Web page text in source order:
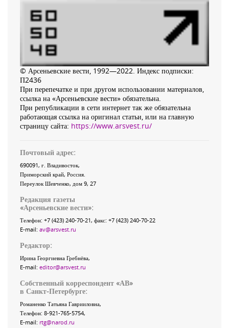
© Арсеньевские вести, 1992—2022. Индекс подписки:
П2436
При перепечатке и при другом использовании материалов,
ссылка на «Арсеньевские вести» обязательна.
При републикации в сети интернет так же обязательна
работающая ссылка на оригинал статьи, или на главную
страницу сайта: https://www.arsvest.ru/
Почтовый адрес:
690091, г. Владивосток,
Приморский край, Россия
Переулок Шевченко, дом 9, 27
Редакция газеты
«Арсеньевские вести»:
Телефон: +7 (423) 240-70-21, факс: +7 (423) 240-70-22
E-mail: av@arsvest.ru
Редактор:
Ирина Георгиевна Гребнёва,
E-mail: editor@arsvest.ru
Собственный корреспондент «АВ»
в Санкт-Петербурге:
Романенко Татьяна Гаврииловна,
Телефон: 8-921-765-5754,
E-mail: rtg@narod.ru